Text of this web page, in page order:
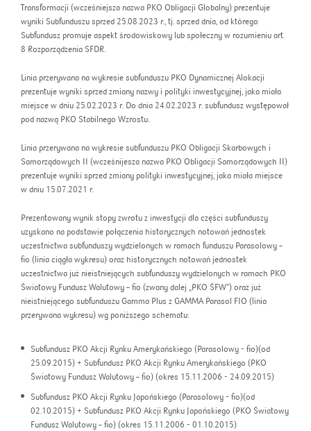
Transformacji (wcześniejsza nazwa PKO Obligacji Globalny) prezentuje
wyniki Subfunduszu sprzed 25.08.2023 r., tj. sprzed dnia, od którego
Subfundusz promuje aspekt środowiskowy lub społeczny w rozumieniu art.
8 Rozporządzenia SFDR.
Linia przerywana na wykresie subfunduszu PKO Dynamicznej Alokacji
prezentuje wyniki sprzed zmiany nazwy i polityki inwestycyjnej, jaka miała
miejsce w dniu 25.02.2023 r. Do dnia 24.02.2023 r. subfundusz występował
pod nazwą PKO Stabilnego Wzrostu.
Linia przerywana na wykresie subfunduszu PKO Obligacji Skarbowych i
Samorządowych II (wcześnijesza nazwa PKO Obligacji Samorządowych II)
prezentuje wyniki sprzed zmiany polityki inwestycyjnej, jaka miała miejsce
w dniu 15.07.2021 r.
Prezentowany wynik stopy zwrotu z inwestycji dla części subfunduszy
uzyskano na podstawie połączenia historycznych notowań jednostek
uczestnictwa subfunduszy wydzielonych w ramach funduszu Parasolowy –
fio (linia ciągła wykresu) oraz historycznych notowań jednostek
uczestnictwa już nieistniejących subfunduszy wydzielonych w ramach PKO
Światowy Fundusz Walutowy – fio (zwany dalej „PKO ŚFW”) oraz już
nieistniejącego subfunduszu Gamma Plus z GAMMA Parasol FIO (linia
przerywana wykresu) wg poniższego schematu:
Subfundusz PKO Akcji Rynku Amerykańskiego (Parasolowy - fio)(od
25.09.2015) + Subfundusz PKO Akcji Rynku Amerykańskiego (PKO
Światowy Fundusz Walutowy – fio) (okres 15.11.2006 - 24.09.2015)
Subfundusz PKO Akcji Rynku Japońskiego (Parasolowy - fio)(od
02.10.2015) + Subfundusz PKO Akcji Rynku Japońskiego (PKO Światowy
Fundusz Walutowy – fio) (okres 15.11.2006 - 01.10.2015)